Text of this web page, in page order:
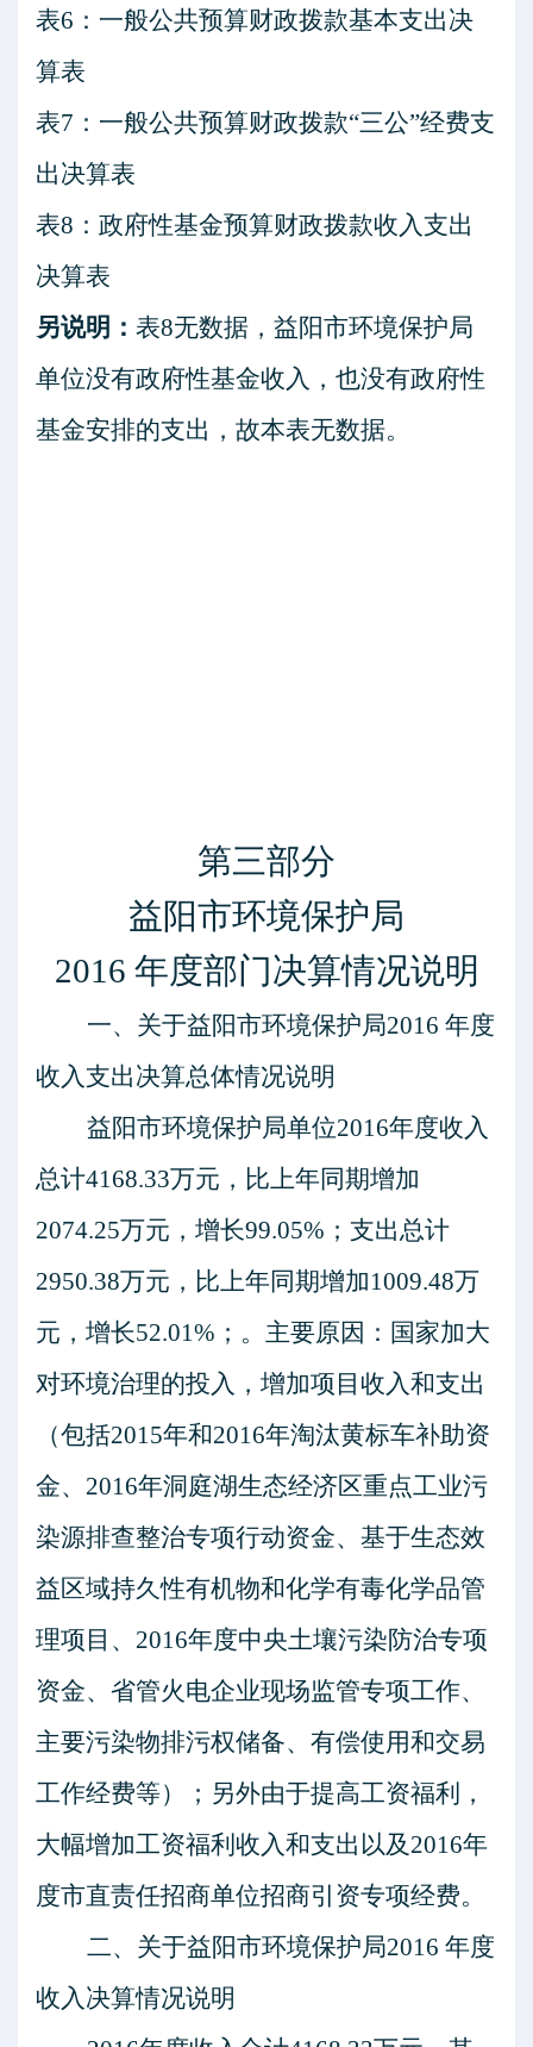
表6 ：一般公共预算财政拨款基本支出决
算表
表7 ：一般公共预算财政拨款“三公”经费支
出决算表
表8 ：政府性基金预算财政拨款收入支出
决算表
另说明： 表8无数据，益阳市环境保护局
单位没有政府性基金收入，也没有政府性
基金安排的支出，故本表无数据。
第三部分
益阳市环境保护局
2016 年度部门决算情况说明
一、关于益阳市环境保护局2016 年度
收入支出决算总体情况说明
益阳市环境保护局单位2016年度收入
总计4168.33万元，比上年同期增加
2074.25万元，增长99.05% ；支出总计
2950.38万元，比上年同期增加1009.48万
元，增长52.01% ；。主要原因：国家加大
对环境治理的投入，增加项目收入和支出
（包括2015年和2016年淘汰黄标车补助资
金、 2016年洞庭湖生态经济区重点工业污
染源排查整治专项行动资金、基于生态效
益区域持久性有机物和化学有毒化学品管
理项目、 2016年度中央土壤污染防治专项
资金、省管火电企业现场监管专项工作、
主要污染物排污权储备、有偿使用和交易
工作经费等）；另外由于提高工资福利，
大幅增加工资福利收入和支出以及 2016年
度市直责任招商单位招商引资专项经费。
二、关于益阳市环境保护局2016 年度
收入决算情况说明